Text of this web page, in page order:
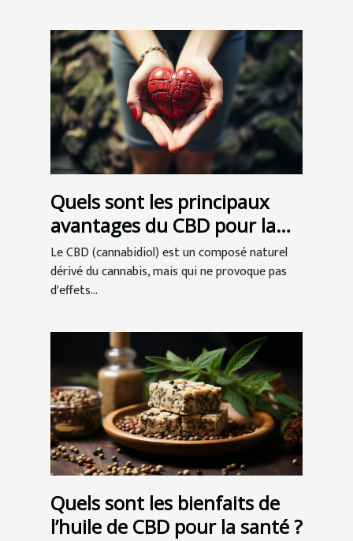
Quels sont les principaux
avantages du CBD pour la
santé ?
Le CBD (cannabidiol) est un composé naturel
dérivé du cannabis, mais qui ne provoque pas
d'effets...
Quels sont les bienfaits de
l’huile de CBD pour la santé ?